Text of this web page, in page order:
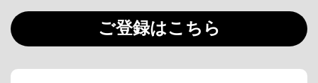
ご登録はこちら